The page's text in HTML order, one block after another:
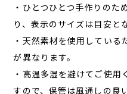
・ひとつひとつ手作りのた
り、表示のサイズは目安と
・天然素材を使用してい
が異なります。
・高温多湿を避けてご使用
すので、保管は風通しの良